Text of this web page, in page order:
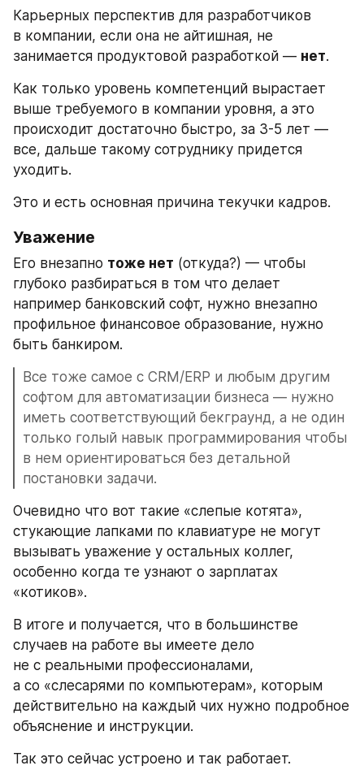
Карьерных перспектив для разработчиков
в компании, если она не айтишная, не
занимается продуктовой разработкой — нет.
Как только уровень компетенций вырастает
выше требуемого в компании уровня, а это
происходит достаточно быстро, за 3-5 лет —
все, дальше такому сотруднику придется
уходить.
Это и есть основная причина текучки кадров.
Уважение
Его внезапно тоже нет (откуда?) — чтобы
глубоко разбираться в том что делает
например банковский софт, нужно внезапно
профильное финансовое образование, нужно
быть банкиром.
Все тоже самое с CRM/ERP и любым другим
софтом для автоматизации бизнеса — нужно
иметь соответствующий бекграунд, а не один
только голый навык программирования чтобы
в нем ориентироваться без детальной
постановки задачи.
Очевидно что вот такие «слепые котята»,
стукающие лапками по клавиатуре не могут
вызывать уважение у остальных коллег,
особенно когда те узнают о зарплатах
«котиков».
В итоге и получается, что в большинстве
случаев на работе вы имеете дело
не с реальными профессионалами,
а со «слесарями по компьютерам», которым
действительно на каждый чих нужно подробное
объяснение и инструкции.
Так это сейчас устроено и так работает.